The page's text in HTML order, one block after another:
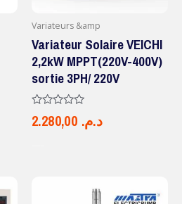
Variateurs &amp
Variateur Solaire VEICHI
2,2kW MPPT(220V-400V)
sortie 3PH/ 220V
Note
0
د.م.